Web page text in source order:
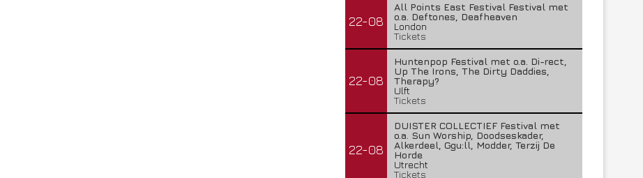
22-08
All Points East Festival Festival met
o.a. Deftones, Deafheaven
London
Tickets
22-08
Huntenpop Festival met o.a. Di-rect,
Up The Irons, The Dirty Daddies,
Therapy?
Ulft
Tickets
22-08
DUISTER COLLECTIEF Festival met
o.a. Sun Worship, Doodseskader,
Alkerdeel, Ggu:ll, Modder, Terzij De
Horde
Utrecht
Tickets